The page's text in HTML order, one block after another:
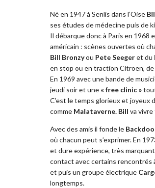
Né en 1947 à Senlis dans l’Oise
ses études de médecine puis de
Il débarque donc à Paris en 1968
américain : scènes ouvertes où
Bill Bronzyou Pete Seegeret du
en stop ou en traction Citroen, de
En 1969 avec une bande de
jeudi soir et une « free clinic »
C’est le temps glorieux et joyeux
comme Malataverne. Bill va
Avec des amis il fonde le
où chacun peut s’exprimer. En
et dure expérience, très
contact avec certains rencontrés
et puis un groupe électrique
longtemps.